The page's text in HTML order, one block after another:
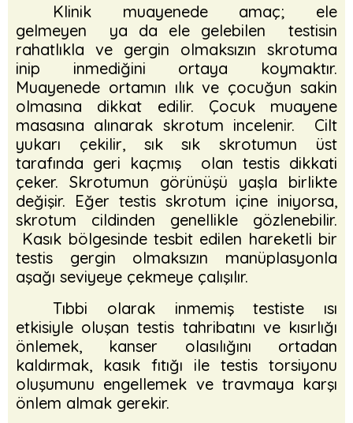
Klinik muayenede amaç; ele
gelmeyen ya da ele gelebilen testisin
rahatlıkla ve gergin olmaksızın skrotuma
inip inmediğini ortaya koymaktır.
Muayenede ortamın ılık ve çocuğun sakin
olmasına dikkat edilir. Çocuk muayene
masasına alınarak skrotum incelenir. Cilt
yukarı çekilir, sık sık skrotumun üst
tarafında geri kaçmış olan testis dikkati
çeker. Skrotumun görünüşü yaşla birlikte
değişir. Eğer testis skrotum içine iniyorsa,
skrotum cildinden genellikle gözlenebilir.
Kasık bölgesinde tesbit edilen hareketli bir
testis gergin olmaksızın manüplasyonla
aşağı seviyeye çekmeye çalışılır.
Tıbbi olarak inmemiş testiste ısı
etkisiyle oluşan testis tahribatını ve kısırlığı
önlemek, kanser olasılığını ortadan
kaldırmak, kasık fıtığı ile testis torsiyonu
oluşumunu engellemek ve travmaya karşı
önlem almak gerekir.